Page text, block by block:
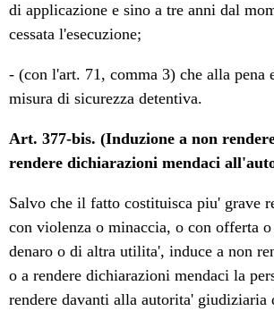
di applicazione e sino a tre anni dal
cessata l'esecuzione;
- (con l'art. 71, comma 3) che alla pena
misura di sicurezza detentiva.
Art. 377-bis. (Induzione a non
rendere dichiarazioni mendaci
Salvo che il fatto costituisca piu' grave
con violenza o minaccia, o con offerta o
denaro o di altra utilita', induce a non
o a rendere dichiarazioni mendaci la
rendere davanti alla autorita' giudiziaria